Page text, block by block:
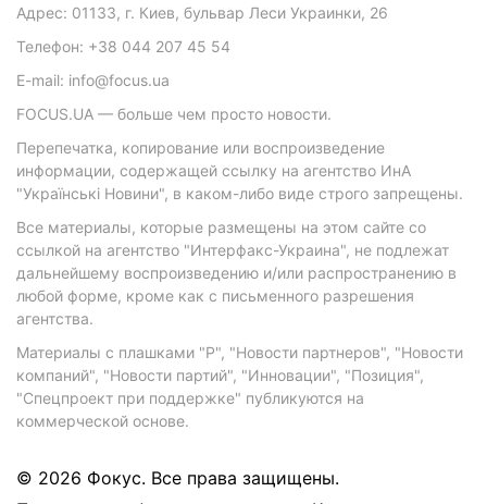
Адрес: 01133, г. Киев, бульвар Леси Украинки, 26
Телефон: +38 044 207 45 54
E-mail: info@focus.ua
FOCUS.UA — больше чем просто новости.
Перепечатка, копирование или воспроизведение
информации, содержащей ссылку на агентство ИнА
"Українські Новини", в каком-либо виде строго запрещены.
Все материалы, которые размещены на этом сайте со
ссылкой на агентство "Интерфакс-Украина", не подлежат
дальнейшему воспроизведению и/или распространению в
любой форме, кроме как с письменного разрешения
агентства.
Материалы с плашками "Р", "Новости партнеров", "Новости
компаний", "Новости партий", "Инновации", "Позиция",
"Спецпроект при поддержке" публикуются на
коммерческой основе.
© 2026 Фокус. Все права защищены.